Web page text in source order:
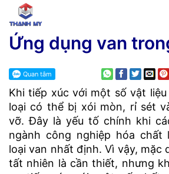
Ứng dụng van
Khi tiếp xúc với một số vật
loại có thể bị xói mòn, rỉ sét
vỡ. Đây là yếu tố chính khi
ngành công nghiệp hóa chất
loại van nhất định. Vì vậy, mặc
tất nhiên là cần thiết, nhưng